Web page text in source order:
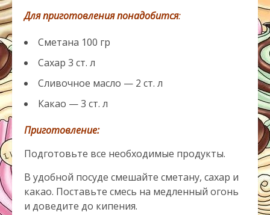
Для приготовления понадобится:
Сметана 100 гр
Сахар 3 ст. л
Сливочное масло — 2 ст. л
Какао — 3 ст. л
Приготовление:
Подготовьте все необходимые продукты.
В удобной посуде смешайте сметану, сахар и
какао. Поставьте смесь на медленный огонь
и доведите до кипения.